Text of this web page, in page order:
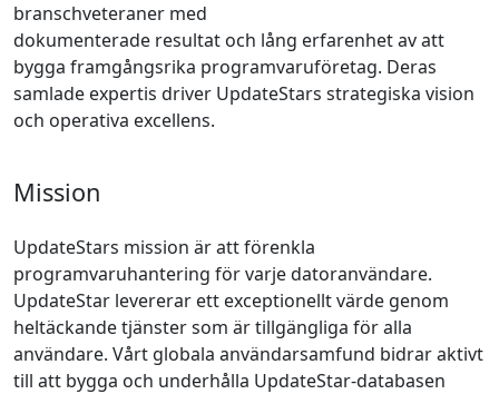
branschveteraner med
dokumenterade resultat och lång erfarenhet av att
bygga framgångsrika programvaruföretag. Deras
samlade expertis driver UpdateStars strategiska vision
och operativa excellens.
Mission
UpdateStars mission är att förenkla
programvaruhantering för varje datoranvändare.
UpdateStar levererar ett exceptionellt värde genom
heltäckande tjänster som är tillgängliga för alla
användare. Vårt globala användarsamfund bidrar aktivt
till att bygga och underhålla UpdateStar-databasen